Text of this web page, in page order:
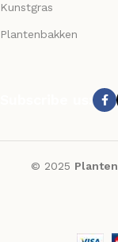
Kunstgras
Plantenbakken
© 2025